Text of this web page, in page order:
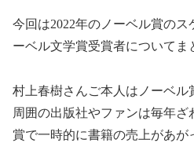
今回は2022年のノーベル賞の
ーベル文学賞受賞者についてま
村上春樹さんご本人はノーベル
周囲の出版社やファンは毎年ざ
賞で一時的に書籍の売上があが